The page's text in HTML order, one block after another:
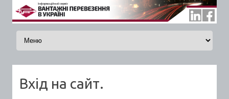
Skip to content
Вхід на сайт.